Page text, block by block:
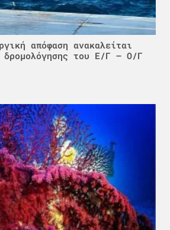
απόφαση ανακαλείται
δρομολόγησης του Ε/Γ – Ο/Γ